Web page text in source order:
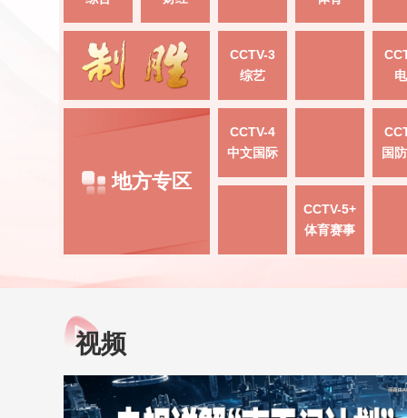
CCTV-3
综艺
地方专区
CCTV-4
中文国际
国
CCTV-5+
体育赛事
视频